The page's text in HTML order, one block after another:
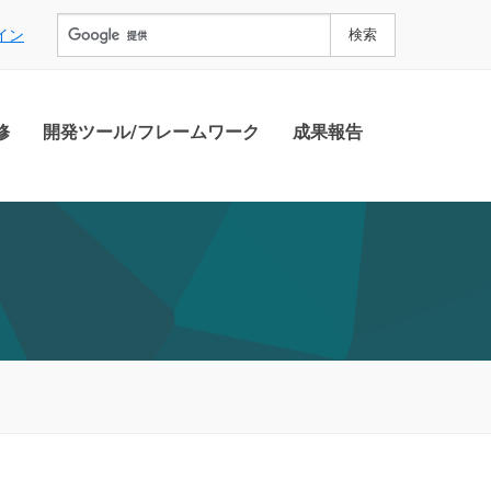
ン
開発ツール/フレームワーク 成果報告